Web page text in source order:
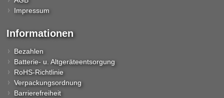
Impressum
Informationen
Bezahlen
Batterie- u. Altgeräteentsorgung
RoHS-Richtlinie
Verpackungsordnung
Barrierefreiheit